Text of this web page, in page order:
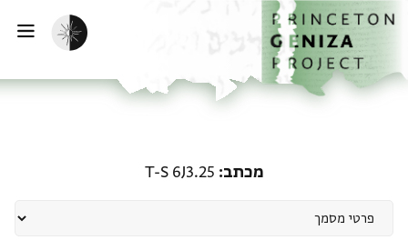
לתוכןהבית
הפעלת מצב כהה
מכתב T-S 6J3.25